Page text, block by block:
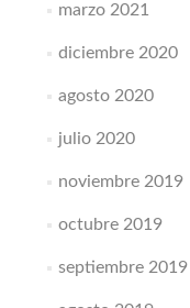
marzo 2021
diciembre 2020
agosto 2020
julio 2020
noviembre 2019
octubre 2019
septiembre 2019